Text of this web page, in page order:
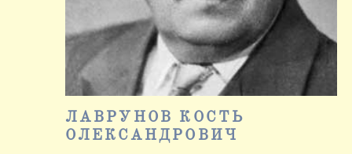
ЛАВРУНОВ КОСТЬ
ОЛЕКСАНДРОВИЧ